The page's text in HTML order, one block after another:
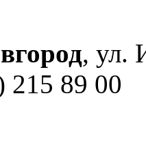
, ул.
215 89 00